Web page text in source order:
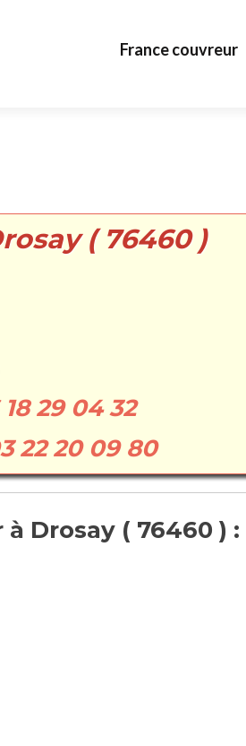
France couvreur
( 76460 )
29 04 32
22 20 09 80
Drosay ( 76460 ) :